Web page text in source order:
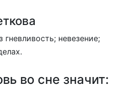
невезение;
во сне значит: